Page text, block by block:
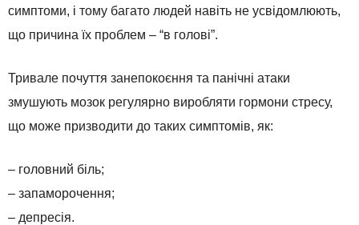
симптоми, і тому багато людей навіть не усвідомлюють,
що причина їх проблем – “в голові”.
Тривале почуття занепокоєння та панічні атаки
змушують мозок регулярно виробляти гормони стресу,
що може призводити до таких симптомів, як:
– головний біль;
– запаморочення;
– депресія.